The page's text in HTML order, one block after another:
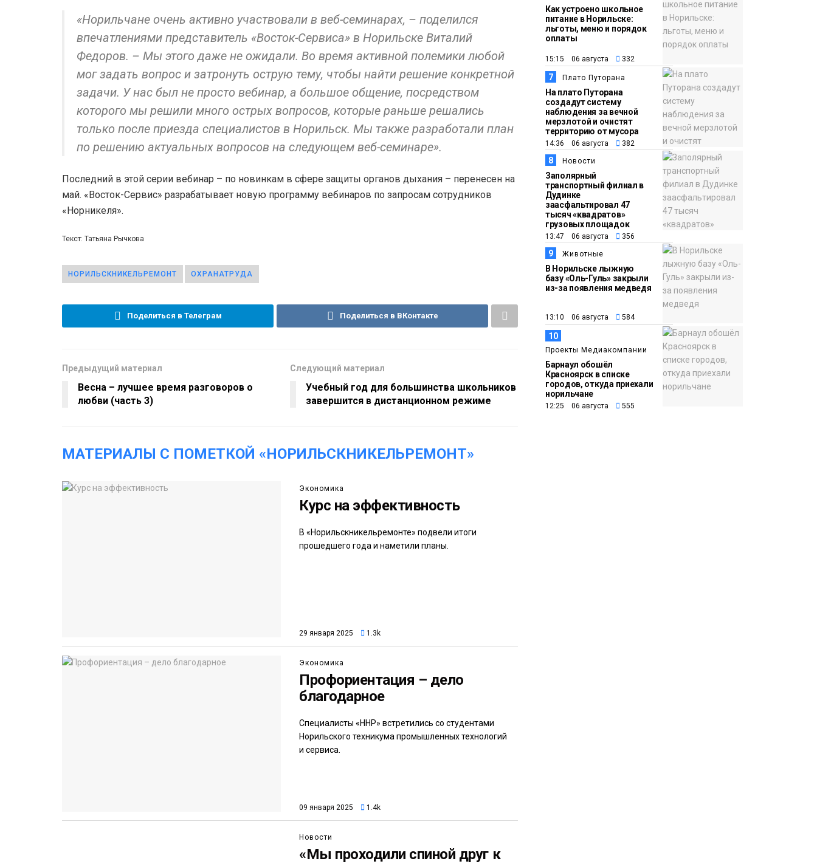
«Норильчане очень активно участвовали в веб-семинарах, – поделился
впечатлениями представитель «Восток-Сервиса» в Норильске Виталий
Федоров. – Мы этого даже не ожидали. Во время активной полемики любой
мог задать вопрос и затронуть острую тему, чтобы найти решение конкретной
задачи. У нас был не просто вебинар, а большое общение, посредством
которого мы решили много острых вопросов, которые раньше решались
только после приезда специалистов в Норильск. Мы также разработали план
по решению актуальных вопросов на следующем веб-семинаре».
Последний в этой серии вебинар – по новинкам в сфере защиты органов дыхания – перенесен на
май. «Восток-Сервис» разрабатывает новую программу вебинаров по запросам сотрудников
«Норникеля».
Текст: Татьяна Рычкова
НОРИЛЬСКНИКЕЛЬРЕМОНТ ОХРАНАТРУДА
Поделиться в Телеграм Поделиться в ВКонтакте
Предыдущий материал
Весна – лучшее время разговоров о
любви (часть 3)
Следующий материал
Учебный год для большинства школьников
завершится в дистанционном режиме
МАТЕРИАЛЫ С ПОМЕТКОЙ «НОРИЛЬСКНИКЕЛЬРЕМОНТ»
Экономика
Курс на эффективность
В «Норильскникельремонте» подвели итоги
прошедшего года и наметили планы.
29 января 2025 1.3k
Экономика
Профориентация – дело
благодарное
Специалисты «ННР» встретились со студентами
Норильского техникума промышленных технологий
и сервиса.
09 января 2025 1.4k
Новости
«Мы проходили спиной друг к
Как устроено школьное
питание в Норильске:
льготы, меню и порядок
оплаты
15:15 06 августа 332
7 Плато Путорана
На плато Путорана
создадут систему
наблюдения за вечной
мерзлотой и очистят
территорию от мусора
14:36 06 августа 382
8 Новости
Заполярный
транспортный филиал в
Дудинке
заасфальтировал 47
тысяч «квадратов»
грузовых площадок
13:47 06 августа 356
9 Животные
В Норильске лыжную
базу «Оль-Гуль» закрыли
из-за появления медведя
13:10 06 августа 584
10
Проекты Медиакомпании
Барнаул обошёл
Красноярск в списке
городов, откуда приехали
норильчане
12:25 06 августа 555